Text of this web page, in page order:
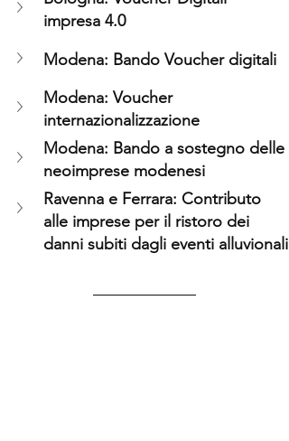
impresa 4.0
Modena: Bando Voucher digitali
Modena: Voucher
internazionalizzazione
Modena: Bando a sostegno delle
neoimprese modenesi
Ravenna e Ferrara: Contributo
alle imprese per il ristoro dei
danni subiti dagli eventi alluvionali